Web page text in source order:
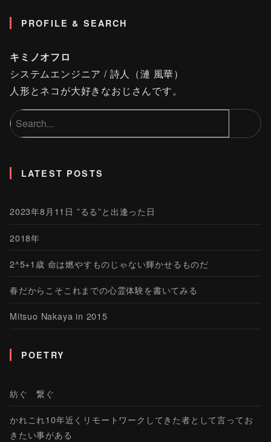
PROFILE & SEARCH
キミノオフロ
システムエンジニア / 詩人（漣 風華）
人形とネコが大好きなおじさんです。
LATEST POSTS
2023年8月11日 ”るる”と出逢った日
2018年
2^5+1歳 命は燃やすものじゃない輝かせるものだ
春だからこそこれまでの心霊体験を書いてみる
Mitsuo Nakaya in 2015
POETRY
紡ぐ 繋ぐ
かれこれ10年近くリモートワークしてきた者として言ってお
きたい事がある